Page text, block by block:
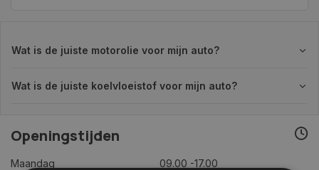
Wat is de juiste motorolie voor mijn auto?
Wat is de juiste koelvloeistof voor mijn auto?
Openingstijden
Maandag
09.00 -17.00